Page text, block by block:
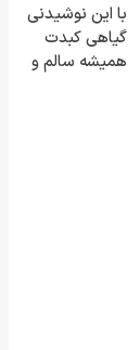
55%تخفیف🔥
با این نوشیدنی
گیاهی کبدت
همیشه سالم و